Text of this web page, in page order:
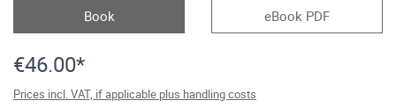
Book eBook PDF
€46.00*
Prices incl. VAT, if applicable plus handling costs